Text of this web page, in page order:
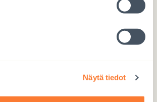
Näytä tiedot
Lahjoita Mobile Payllä
Käytä numeroa 97717